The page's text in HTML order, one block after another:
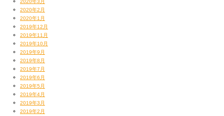
2020年2月
2020年1月
2019年12月
2019年11月
2019年10月
2019年9月
2019年8月
2019年7月
2019年6月
2019年5月
2019年4月
2019年3月
2019年2月